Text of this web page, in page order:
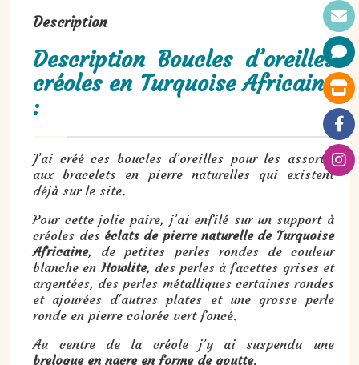
Description
Description Boucles d’oreilles
créoles en Turquoise Africaine
:
J’ai créé ces boucles d’oreilles pour les assortir
aux bracelets en pierre naturelles qui existent
déjà sur le site.
Pour cette jolie paire, j’ai enfilé sur un support à
créoles des éclats de pierre naturelle de Turquoise
Africaine, de petites perles rondes de couleur
blanche en Howlite, des perles à facettes grises et
argentées, des perles métalliques certaines rondes
et ajourées d'autres plates et une grosse perle
ronde en pierre colorée vert foncé.
Au centre de la créole j’y ai suspendu une
breloque en nacre en forme de goutte.